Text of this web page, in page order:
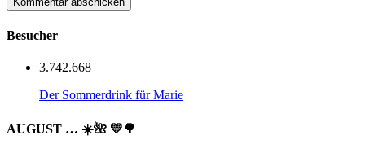
Besucher
3.742.668
Der Sommerdrink für Marie
AUGUST … ☀️🌺 💛🌳